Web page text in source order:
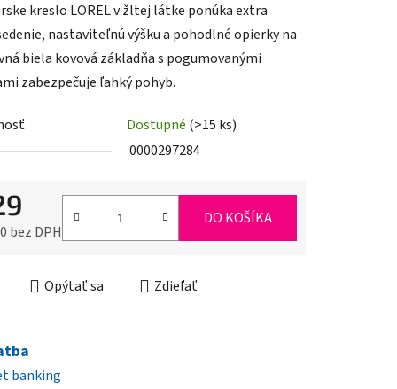
kreslo LOREL v žltej látke ponúka extra
nastaviteľnú výšku a pohodlné opierky na
biela kovová základňa s pogumovanými
zabezpečuje ľahký pohyb.
Dostupné (>15 ks)
0000297284
bez DPH
DO KOŠÍKA
Opýtať sa Zdieľať
banking